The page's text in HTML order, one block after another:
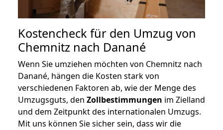
Kostencheck für den Umzug von
Chemnitz nach Danané
Wenn Sie umziehen möchten von Chemnitz nach
Danané, hängen die Kosten stark von
verschiedenen Faktoren ab, wie der Menge des
Umzugsguts, den Zollbestimmungen im Zielland
und dem Zeitpunkt des internationalen Umzugs.
Mit uns können Sie sicher sein, dass wir die